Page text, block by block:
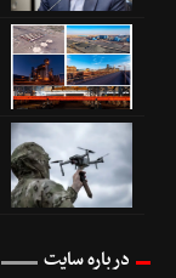
درباره سایت